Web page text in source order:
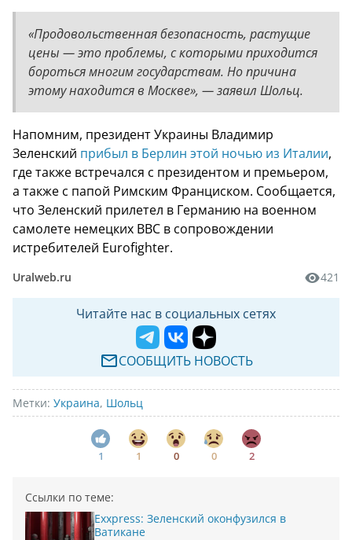
«Продовольственная безопасность, растущие
цены — это проблемы, с которыми приходится
бороться многим государствам. Но причина
этому находится в Москве», — заявил Шольц.
Напомним, президент Украины Владимир
Зеленский прибыл в Берлин этой ночью из Италии,
где также встречался с президентом и премьером,
а также с папой Римским Франциском. Сообщается,
что Зеленский прилетел в Германию на военном
самолете немецких ВВС в сопровождении
истребителей Eurofighter.
Uralweb.ru 421
Читайте нас в социальных сетях
СООБЩИТЬ НОВОСТЬ
Метки: Украина, Шольц
1 1 0 0 2
Ссылки по теме:
Exxpress: Зеленский оконфузился в
Ватикане